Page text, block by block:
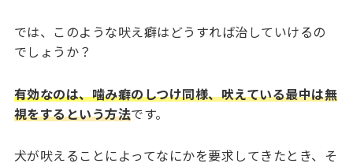
では、このような吠え癖はどうすれば治していけるの
でしょうか？
有効なのは、噛み癖のしつけ同様、吠えている最中は無
視をするという方法です。
犬が吠えることによってなにかを要求してきたとき、そ